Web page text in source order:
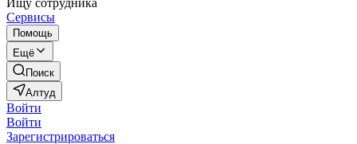
Ищу сотрудника
Сервисы
Помощь
Ещё
Поиск
Алтуд
Войти
Войти
Зарегистрироваться